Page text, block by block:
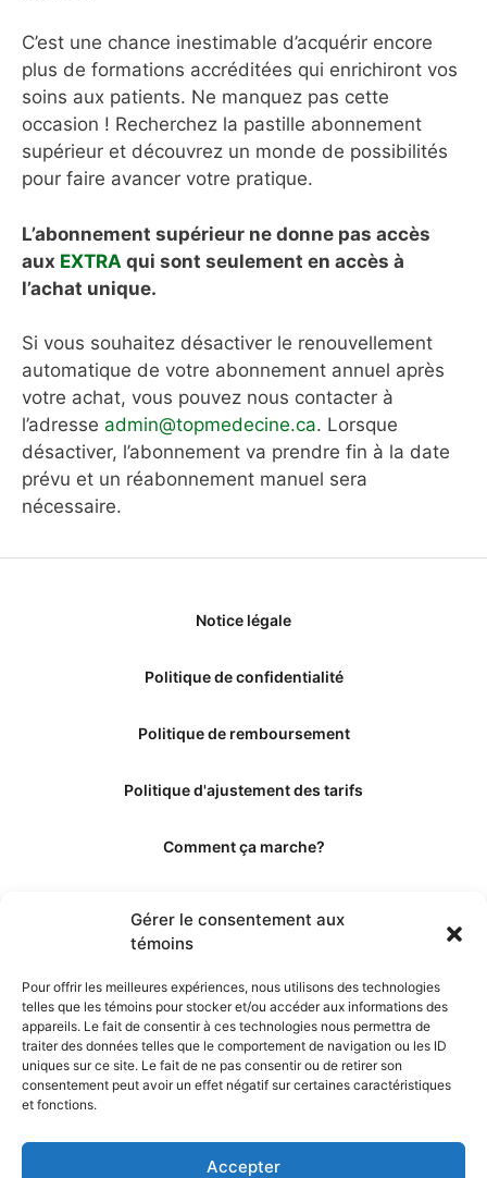
Gérer le consentement aux
témoins
Pour offrir les meilleures expériences, nous utilisons des technologies
telles que les témoins pour stocker et/ou accéder aux informations des
appareils. Le fait de consentir à ces technologies nous permettra de
traiter des données telles que le comportement de navigation ou les ID
uniques sur ce site. Le fait de ne pas consentir ou de retirer son
consentement peut avoir un effet négatif sur certaines caractéristiques
et fonctions.
Accepter
C’est une chance inestimable d’acquérir encore
plus de formations accréditées qui enrichiront vos
soins aux patients. Ne manquez pas cette
occasion ! Recherchez la pastille abonnement
supérieur et découvrez un monde de possibilités
pour faire avancer votre pratique.
L’abonnement supérieur ne donne pas accès
aux EXTRA qui sont seulement en accès à
l’achat unique.
Si vous souhaitez désactiver le renouvellement
automatique de votre abonnement annuel après
votre achat, vous pouvez nous contacter à
l’adresse admin@topmedecine.ca. Lorsque
désactiver, l’abonnement va prendre fin à la date
prévu et un réabonnement manuel sera
nécessaire.
Notice légale
Politique de confidentialité
Politique de remboursement
Politique d'ajustement des tarifs
Comment ça marche?
Les éditeurs
Les experts et collaborateurs